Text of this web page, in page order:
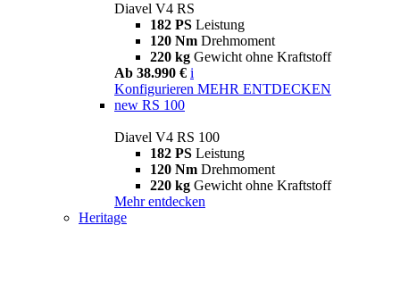
Diavel V4 RS
182 PS Leistung
120 Nm Drehmoment
220 kg Gewicht ohne Kraftstoff
Ab 38.990 € i
Konfigurieren MEHR ENTDECKEN
new RS 100
Diavel V4 RS 100
182 PS Leistung
120 Nm Drehmoment
220 kg Gewicht ohne Kraftstoff
Mehr entdecken
Heritage